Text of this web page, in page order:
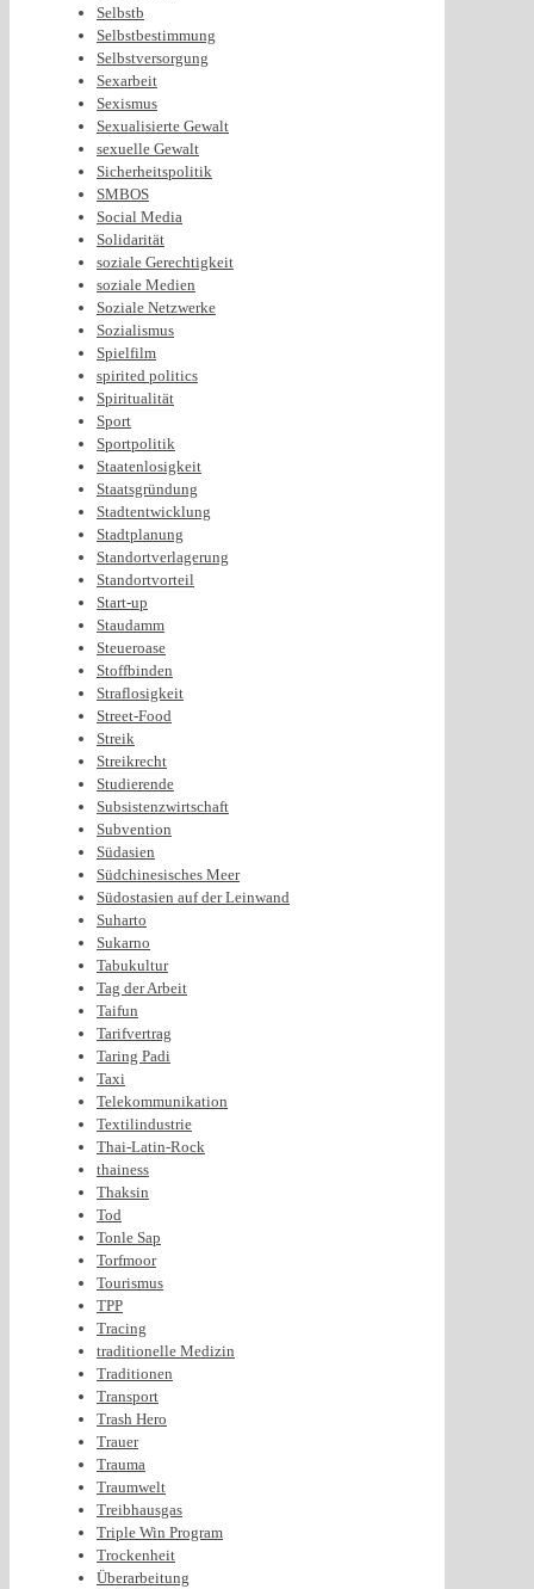
Selbstb
Selbstbestimmung
Selbstversorgung
Sexarbeit
Sexismus
Sexualisierte Gewalt
sexuelle Gewalt
Sicherheitspolitik
SMBOS
Social Media
Solidarität
soziale Gerechtigkeit
soziale Medien
Soziale Netzwerke
Sozialismus
Spielfilm
spirited politics
Spiritualität
Sport
Sportpolitik
Staatenlosigkeit
Staatsgründung
Stadtentwicklung
Stadtplanung
Standortverlagerung
Standortvorteil
Start-up
Staudamm
Steueroase
Stoffbinden
Straflosigkeit
Street-Food
Streik
Streikrecht
Studierende
Subsistenzwirtschaft
Subvention
Südasien
Südchinesisches Meer
Südostasien auf der Leinwand
Suharto
Sukarno
Tabukultur
Tag der Arbeit
Taifun
Tarifvertrag
Taring Padi
Taxi
Telekommunikation
Textilindustrie
Thai-Latin-Rock
thainess
Thaksin
Tod
Tonle Sap
Torfmoor
Tourismus
TPP
Tracing
traditionelle Medizin
Traditionen
Transport
Trash Hero
Trauer
Trauma
Traumwelt
Treibhausgas
Triple Win Program
Trockenheit
Überarbeitung